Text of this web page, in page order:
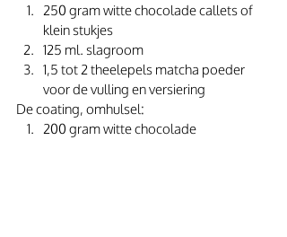
250 gram witte chocolade callets of
klein stukjes
125 ml. slagroom
1,5 tot 2 theelepels matcha poeder
voor de vulling en versiering
De coating, omhulsel:
200 gram witte chocolade